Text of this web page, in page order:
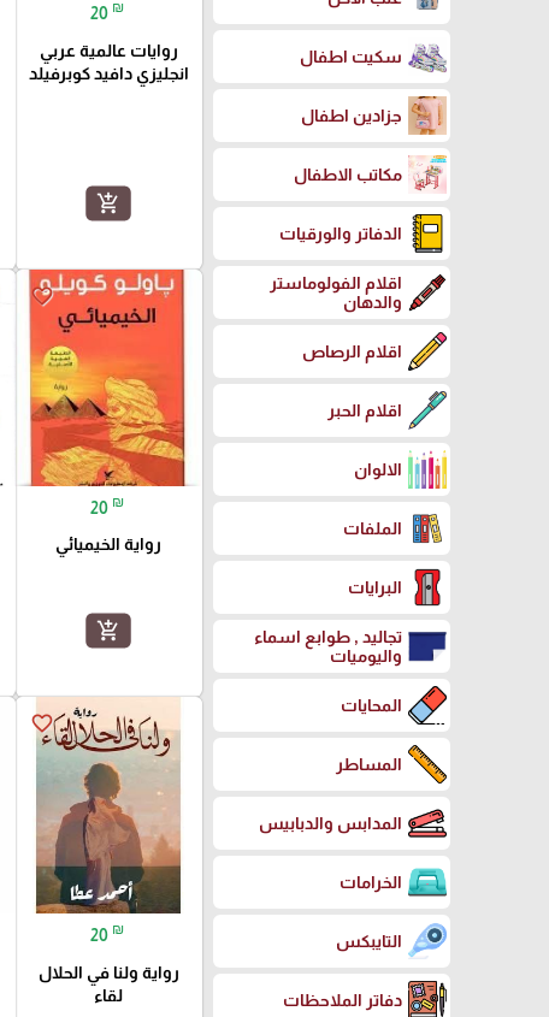
سكيت اطفال
جزادين اطفال
مكاتب الاطفال
الدفاتر والورقيات
اقلام الفولوماستر
والدهان
اقلام الرصاص
اقلام الحبر
الالوان
الملفات
البرايات
تجاليد , طوابع اسماء
واليوميات
المحايات
المساطر
المدابس والدبابيس
الخرامات
التايبكس
دفاتر الملاحظات
20 ₪
روايات عالمية عربي
انجليزي دافيد كوبرفيلد
add_shopping_cart
favorite_border
20 ₪
رواية الخيميائي
add_shopping_cart
favorite_border
20 ₪
رواية ولنا في الحلال
لقاء